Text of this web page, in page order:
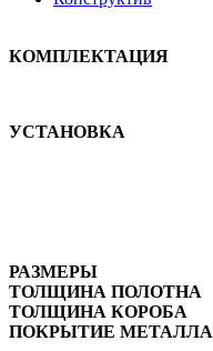
КОМПЛЕКТАЦИЯ
УСТАНОВКА
РАЗМЕРЫ
ТОЛЩИНА ПОЛОТНА
ТОЛЩИНА КОРОБА
ПОКРЫТИЕ МЕТАЛЛА